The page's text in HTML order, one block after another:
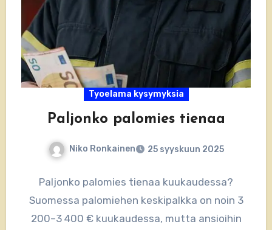
Tyoelama kysymyksia
Paljonko palomies tienaa
Niko Ronkainen 25 syyskuun 2025
Paljonko palomies tienaa kuukaudessa?
Suomessa palomiehen keskipalkka on noin 3
200–3 400 € kuukaudessa, mutta ansioihin